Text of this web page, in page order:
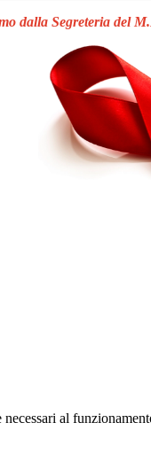
dalla Segreteria del
al